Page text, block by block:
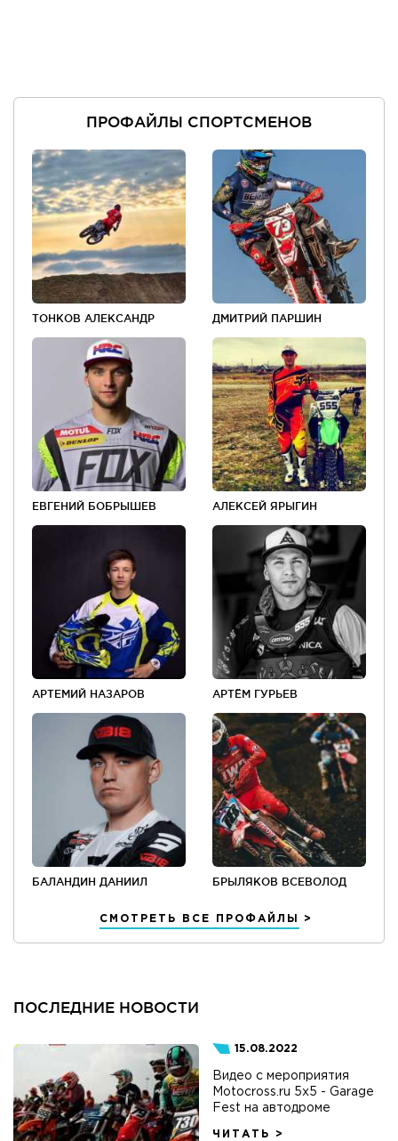
ПРОФАЙЛЫ СПОРТСМЕНОВ
ТОНКОВ АЛЕКСАНДР ДМИТРИЙ ПАРШИН
ЕВГЕНИЙ БОБРЫШЕВ АЛЕКСЕЙ ЯРЫГИН
АРТЕМИЙ НАЗАРОВ АРТЁМ ГУРЬЕВ
БАЛАНДИН ДАНИИЛ БРЫЛЯКОВ ВСЕВОЛОД
СМОТРЕТЬ ВСЕ ПРОФАЙЛЫ
ПОСЛЕДНИЕ НОВОСТИ
15.08.2022
Видео с мероприятия
Motocross.ru 5x5 - Garage
Fest на автодроме
ЧИТАТЬ >